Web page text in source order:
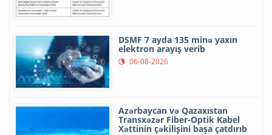
DSMF 7 ayda 135 minə yaxın
elektron arayış verib
06-08-2026
Azərbaycan və Qazaxıstan
Transxəzər Fiber-Optik Kabel
Xəttinin çəkilişini başa çatdırıb